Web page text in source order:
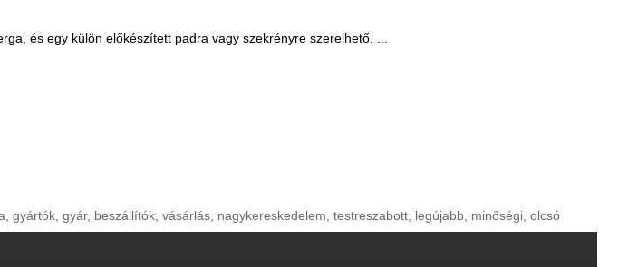
és egy külön előkészített padra vagy szekrényre szerelhető. ...
gyártók, gyár, beszállítók, vásárlás, nagykereskedelem, testreszabott, legújabb, minőségi, olcsó